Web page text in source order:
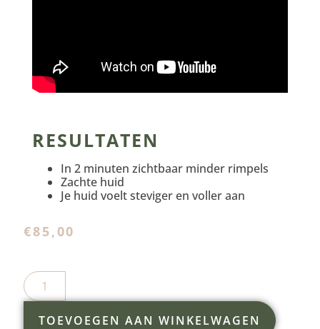
RESULTATEN
In 2 minuten zichtbaar minder rimpels
Zachte huid
Je huid voelt steviger en voller aan
€85,00
TOEVOEGEN AAN WINKELWAGEN